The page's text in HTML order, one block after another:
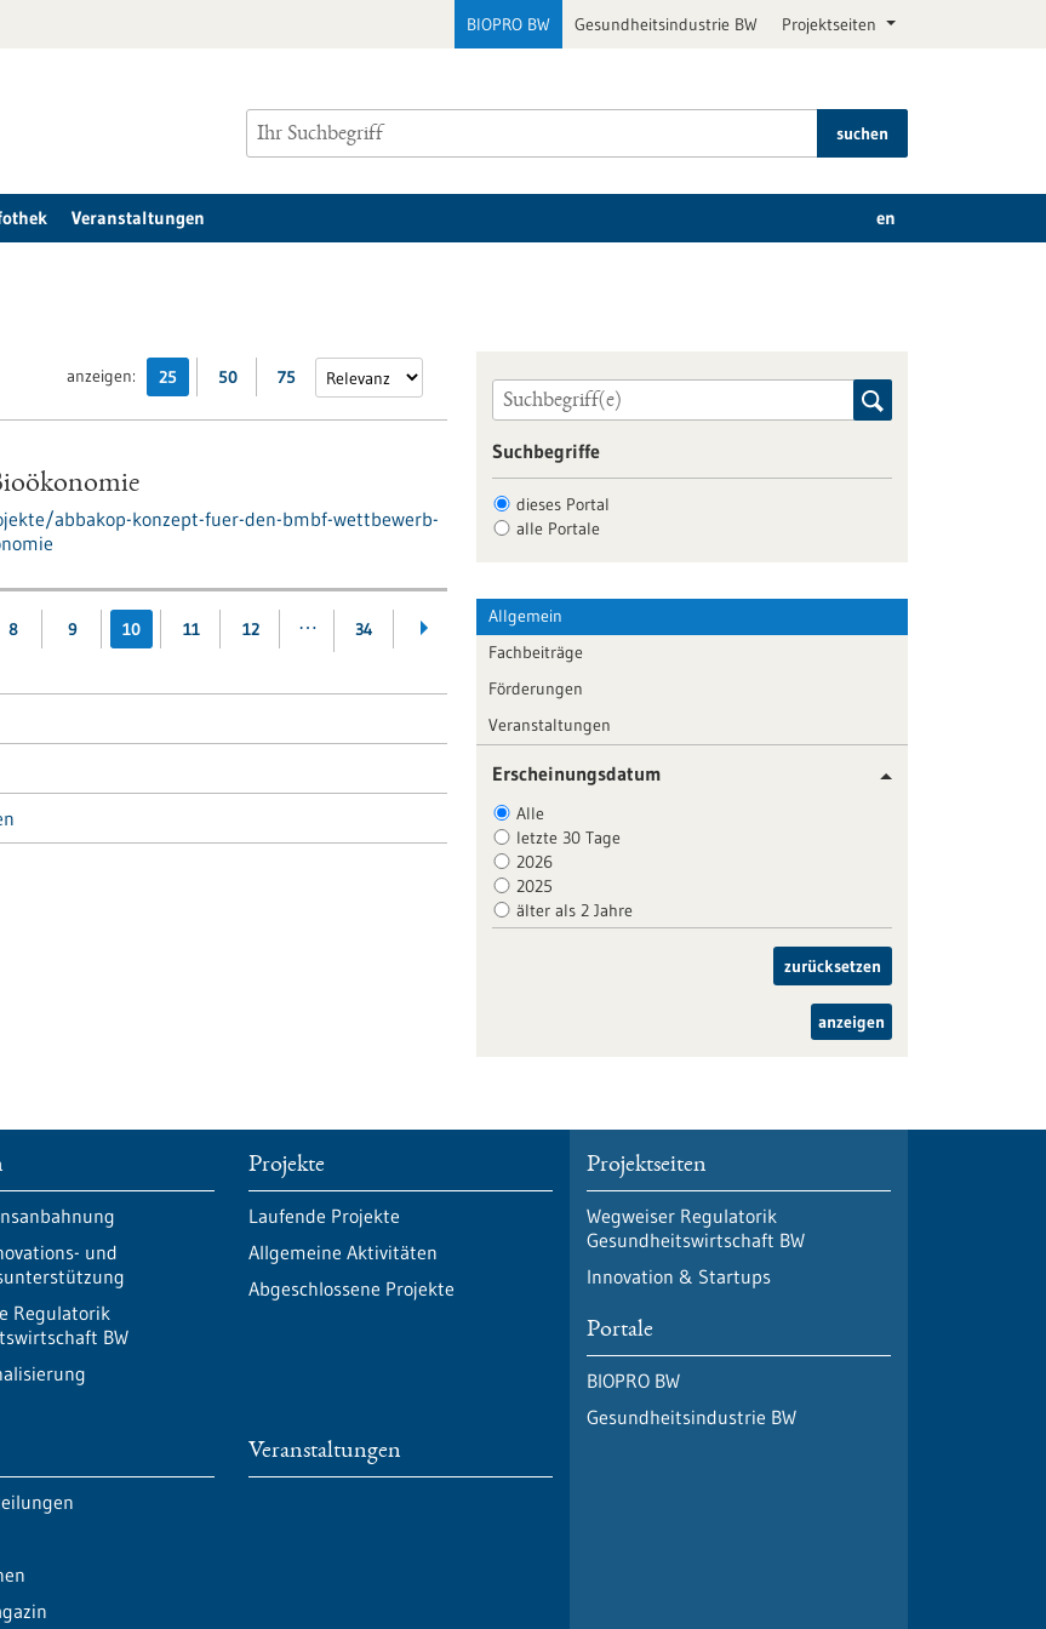
BIOPRO BW Gesundheitsindustrie BW Projektseiten
suchen
Veranstaltungen en
anzeigen: 25 50 75
abbakop-konzept-fuer-den-bmbf-wettbewerb-
8 9 10 11 12 … 34
Suchbegriffe
dieses Portal
alle Portale
Allgemein
Fachbeiträge
Förderungen
Veranstaltungen
Erscheinungsdatum
Alle
letzte 30 Tage
2026
2025
älter als 2 Jahre
zurücksetzen
anzeigen
und
Regulatorik
BW
Projekte
Laufende Projekte
Allgemeine Aktivitäten
Abgeschlossene Projekte
Veranstaltungen
Projektseiten
Wegweiser Regulatorik
Gesundheitswirtschaft BW
Innovation & Startups
Portale
BIOPRO BW
Gesundheitsindustrie BW